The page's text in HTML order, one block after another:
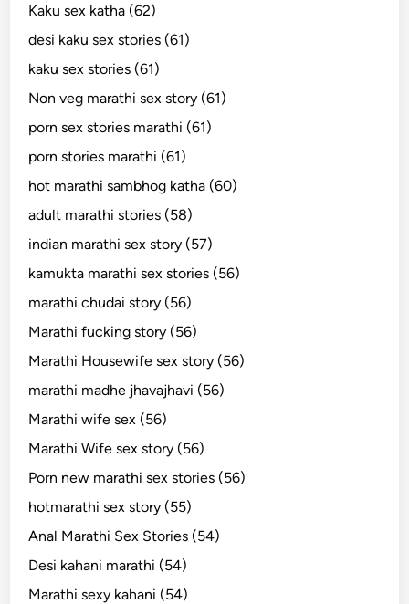
Kaku sex katha (62)
desi kaku sex stories (61)
kaku sex stories (61)
Non veg marathi sex story (61)
porn sex stories marathi (61)
porn stories marathi (61)
hot marathi sambhog katha (60)
adult marathi stories (58)
indian marathi sex story (57)
kamukta marathi sex stories (56)
marathi chudai story (56)
Marathi fucking story (56)
Marathi Housewife sex story (56)
marathi madhe jhavajhavi (56)
Marathi wife sex (56)
Marathi Wife sex story (56)
Porn new marathi sex stories (56)
hotmarathi sex story (55)
Anal Marathi Sex Stories (54)
Desi kahani marathi (54)
Marathi sexy kahani (54)